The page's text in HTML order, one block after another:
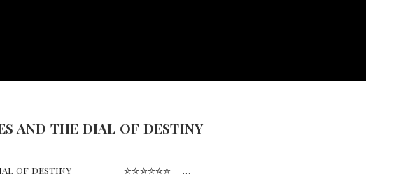
AND THE DIAL OF DESTINY
THE DIAL OF DESTINY ✮✮✮✮✮✮ …